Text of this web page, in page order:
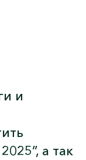
и
а так